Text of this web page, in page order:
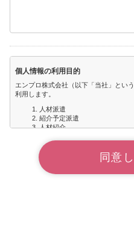
個人情報の利用目的
エンプロ株式会社（以下「当社」とい
利用します。
人材派遣
紹介予定派遣
人材紹介
コンサルティング
サービス向上を目的とした各種
ご要望の聴取
当社からの情報提供（キャン